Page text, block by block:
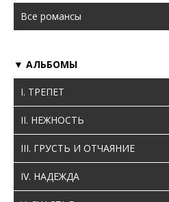
Гостиная
Архив
Буклеты
Афиши
Все романсы
▼ АЛЬБОМЫ
I. ТРЕПЕТ
II. НЕЖНОСТЬ
III. ГРУСТЬ И ОТЧАЯНИЕ
IV. НАДЕЖДА